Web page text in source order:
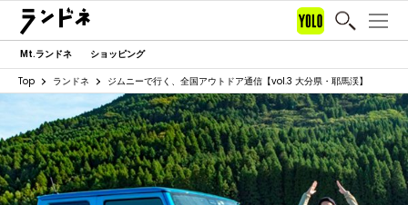
Mt.ランドネ ショッピング
Top ランドネ ジムニーで行く、全国アウトドア通信【vol.3 大分県・耶馬渓】